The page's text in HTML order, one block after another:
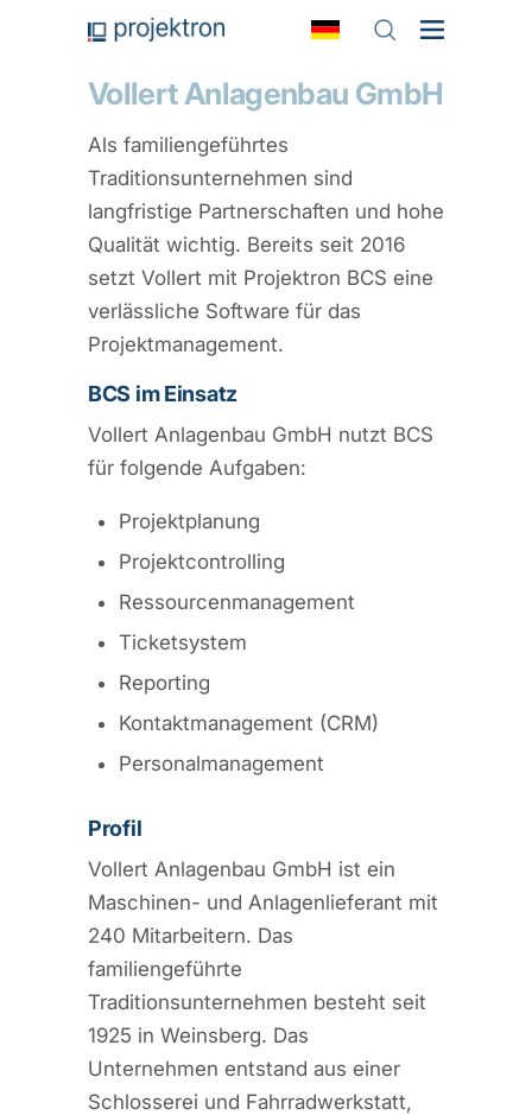
Vollert Anlagenbau GmbH
Als familiengeführtes
Traditionsunternehmen sind
langfristige Partnerschaften und hohe
Qualität wichtig. Bereits seit 2016
setzt Vollert mit Projektron BCS eine
verlässliche Software für das
Projektmanagement.
BCS im Einsatz
Vollert Anlagenbau GmbH nutzt BCS
für folgende Aufgaben:
Projektplanung
Projektcontrolling
Ressourcenmanagement
Ticketsystem
Reporting
Kontaktmanagement (CRM)
Personalmanagement
Profil
Vollert Anlagenbau GmbH ist ein
Maschinen- und Anlagenlieferant mit
240 Mitarbeitern. Das
familiengeführte
Traditionsunternehmen besteht seit
1925 in Weinsberg. Das
Unternehmen entstand aus einer
Schlosserei und Fahrradwerkstatt,